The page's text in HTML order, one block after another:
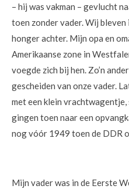
– hij was vakman – gevlucht
toen zonder vader. Wij
honger achter. Mijn opa en
Amerikaanse zone in
voegde zich bij hen. Zo’n
gescheiden van onze vader.
met een klein
gingen toen naar een
nog vóór 1949 toen de DDR
Mijn vader was in de Eerste